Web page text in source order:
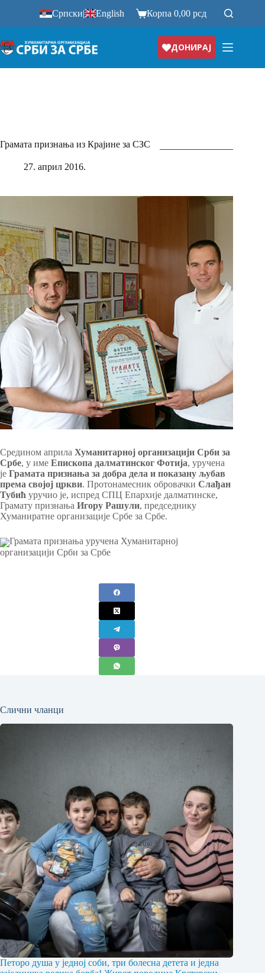
Српски| English Корпа0,00рсд
ДОНИРАЈ
Грамата признања из Крајине за СЗС
27. април 2016.
Средином априла Хуманитарној организацији Срби за
Србе, у име Епископа далматинског Фотија, уручена
је Грамата признања за добра дела и показану љубав
према својој цркви. Протонамесник обровачки Слађан
Тубић уручио је, испред СПЦ Епархије далматинске,
Грамату признања Игору Рашули, председнику
Хуманиратне организације Србе за Србе.
Грамата признања уручена Хуманитарној
организацији Срби за Србе
Слични чланци
Петоро душа у једној соби, три болесна детета и једна